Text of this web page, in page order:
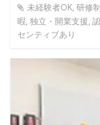
未経験者OK, 研修
暇, 独立・開業支援,
センティブあり